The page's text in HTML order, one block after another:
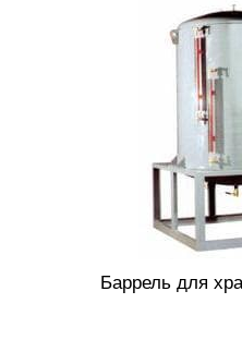
Баррель для